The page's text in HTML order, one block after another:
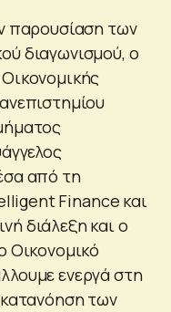
παρουσίαση των
διαγωνισμού, ο
από τη
Finance και
διάλεξη και ο
Οικονομικό
ενεργά στη
των